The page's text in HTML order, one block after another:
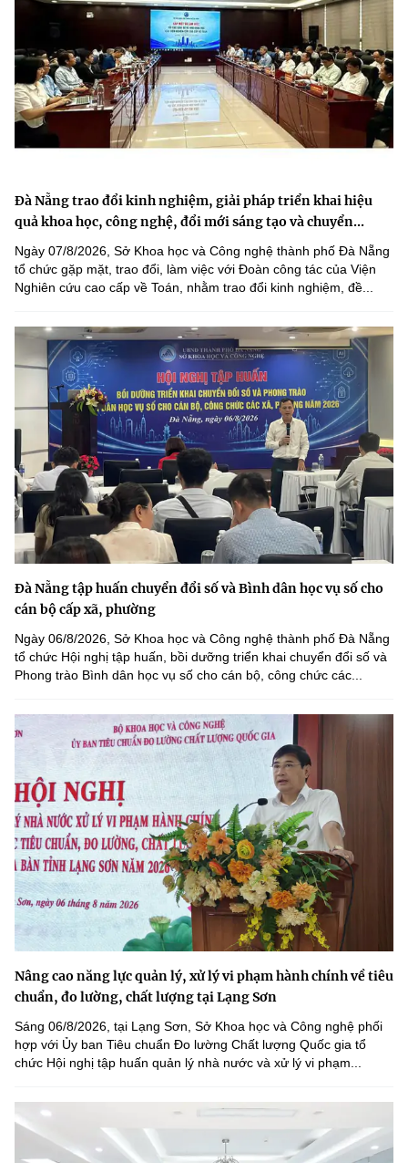
Đà Nẵng trao đổi kinh nghiệm, giải pháp triển khai hiệu
quả khoa học, công nghệ, đổi mới sáng tạo và chuyển...
Ngày 07/8/2026, Sở Khoa học và Công nghệ thành phố Đà Nẵng
tổ chức gặp mặt, trao đổi, làm việc với Đoàn công tác của Viện
Nghiên cứu cao cấp về Toán, nhằm trao đổi kinh nghiệm, đề...
Đà Nẵng tập huấn chuyển đổi số và Bình dân học vụ số cho
cán bộ cấp xã, phường
Ngày 06/8/2026, Sở Khoa học và Công nghệ thành phố Đà Nẵng
tổ chức Hội nghị tập huấn, bồi dưỡng triển khai chuyển đổi số và
Phong trào Bình dân học vụ số cho cán bộ, công chức các...
Nâng cao năng lực quản lý, xử lý vi phạm hành chính về tiêu
chuẩn, đo lường, chất lượng tại Lạng Sơn
Sáng 06/8/2026, tại Lạng Sơn, Sở Khoa học và Công nghệ phối
hợp với Ủy ban Tiêu chuẩn Đo lường Chất lượng Quốc gia tổ
chức Hội nghị tập huấn quản lý nhà nước và xử lý vi phạm...